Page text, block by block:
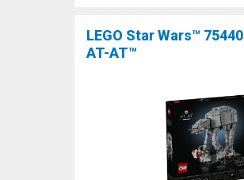
LEGO Star Wars™ 75440
AT-AT™